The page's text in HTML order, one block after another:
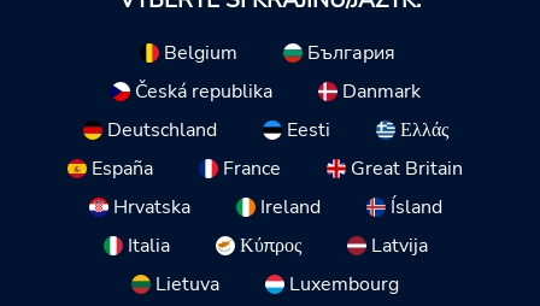
Belgium
България
Česká republika
Danmark
Deutschland
Eesti
Ελλάς
España
France
Great Britain
Hrvatska
Ireland
Ísland
Italia
Κύπρος
Latvija
Lietuva
Luxembourg